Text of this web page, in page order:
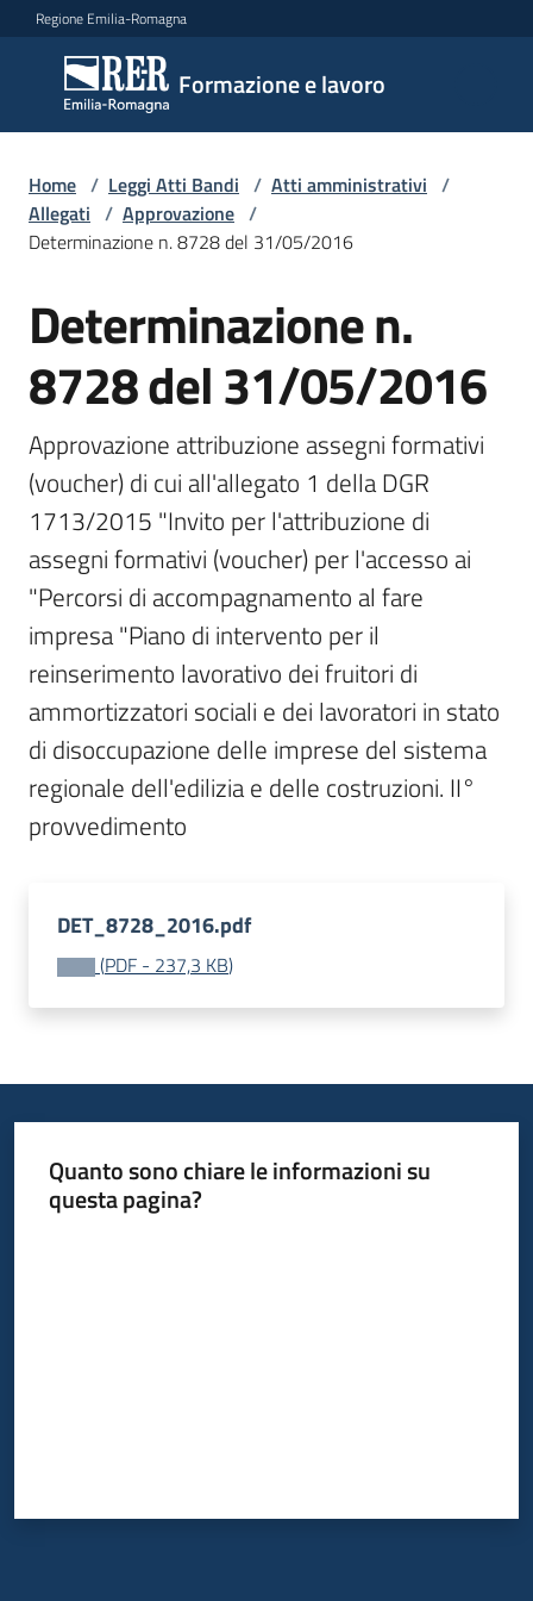
Vai al contenuto
Vai alla navigazione
Vai al footer
Regione Emilia-Romagna
Formazione e lavoro
Formazione
e lavoro
Argomenti
Novità
Servizi
Leggi
Atti
Bandi
Piani
Programmi
Progetti
europeo
su
Home / Leggi Atti Bandi / Atti amministrativi /
Allegati / Approvazione /
Determinazione n. 8728 del 31/05/2016
Determinazione n.
8728 del 31/05/2016
Approvazione attribuzione assegni formativi
(voucher) di cui all'allegato 1 della DGR
1713/2015 "Invito per l'attribuzione di
assegni formativi (voucher) per l'accesso ai
"Percorsi di accompagnamento al fare
impresa "Piano di intervento per il
reinserimento lavorativo dei fruitori di
ammortizzatori sociali e dei lavoratori in stato
di disoccupazione delle imprese del sistema
regionale dell'edilizia e delle costruzioni. II°
provvedimento
DET_8728_2016.pdf
(PDF - 237,3 KB)
Quanto sono chiare le informazioni su
questa pagina?